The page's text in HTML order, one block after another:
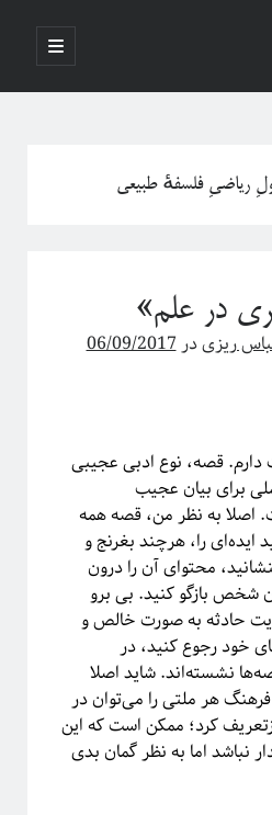
باز
کردن
اصلی
سیستم‌های پیچیده چیه؟
اثر هنری
ریاضیِ فلسفهٔ طبیعی
در علم»
ریزیدر06/09/2017
قصه، نوع ادبی عجیبی
برای بیان عجیب
اصلا به نظر من، قصه همه
را، هرچند بغرنج و
محتوای آن ‌را درون
شخص بازگو کنید. بی‌ برو
حادثه به صورت خالص و
خود رجوع کنید، در
نشسته‌اند. شاید اصلا
هر ملتی را می‌توان در
کرد؛ ممکن است که این
نباشد اما به نظر گمان بدی